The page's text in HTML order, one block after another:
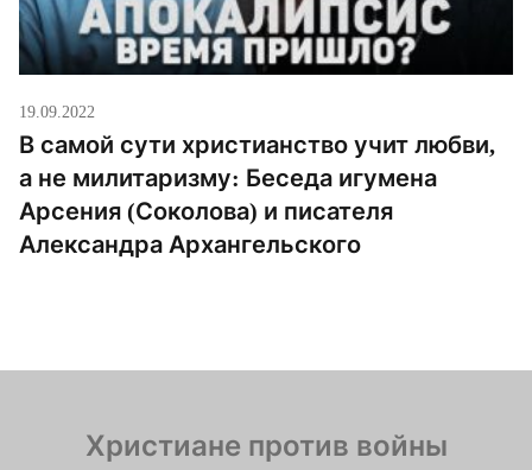
19.09.2022
В самой сути христианство учит любви,
а не милитаризму: Беседа игумена
Арсения (Соколова) и писателя
Александра Архангельского
Христиане против войны